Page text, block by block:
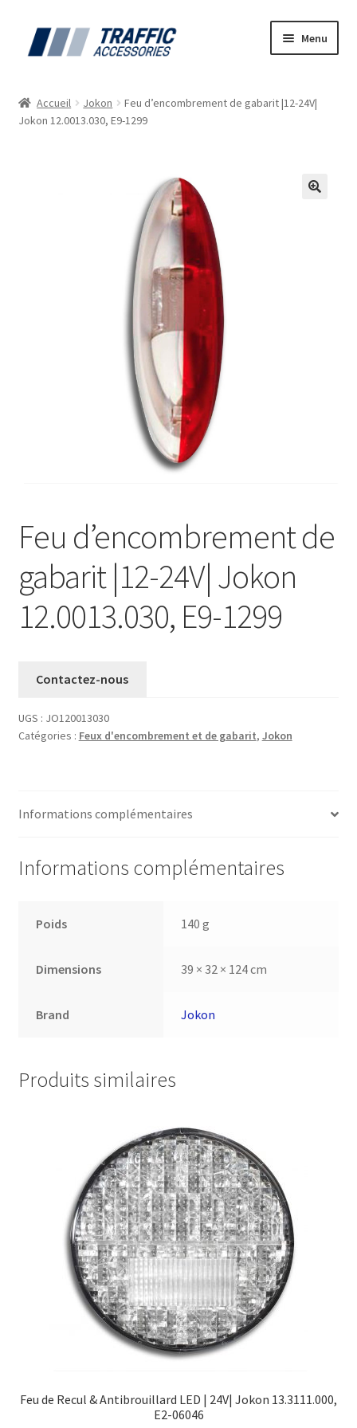
Aller
Aller
au
Menu
Blog
Offre d’emplois – Vous êtes étudiant(e), dynamique &
Validation de la commande
Accueil Jokon
Feu d’encombrement de gabarit |12-24V|
Jokon 12.0013.030, E9-1299
Feu d’encombrement de
gabarit |12-24V| Jokon
12.0013.030, E9-1299
Contactez-nous
UGS : JO120013030
Catégories : Feux d'encombrement et de gabarit, Jokon
Informations complémentaires
Informations complémentaires
Poids 140 g
Dimensions 39 × 32 × 124 cm
Brand Jokon
Produits similaires
Feu de Recul & Antibrouillard LED | 24V| Jokon 13.3111.000,
E2-06046